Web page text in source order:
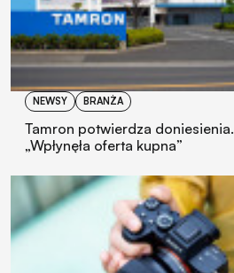
NEWSY BRANŻA
Tamron potwierdza doniesienia.
„Wpłynęła oferta kupna”